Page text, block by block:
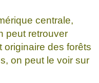
centrale,
peut retrouver
originaire des forêts
on peut le voir sur